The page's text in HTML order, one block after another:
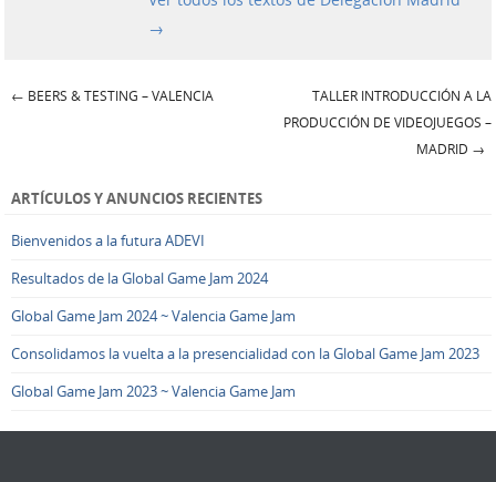
→
Navegación de Entradas
← BEERS & TESTING – VALENCIA
TALLER INTRODUCCIÓN A LA
PRODUCCIÓN DE VIDEOJUEGOS –
MADRID →
ARTÍCULOS Y ANUNCIOS RECIENTES
Bienvenidos a la futura ADEVI
Resultados de la Global Game Jam 2024
Global Game Jam 2024 ~ Valencia Game Jam
Consolidamos la vuelta a la presencialidad con la Global Game Jam 2023
Global Game Jam 2023 ~ Valencia Game Jam